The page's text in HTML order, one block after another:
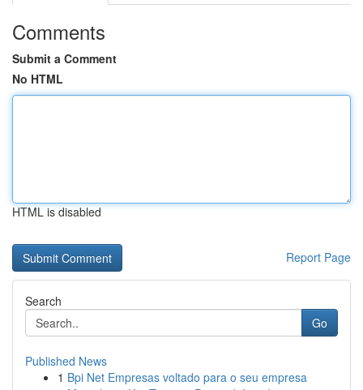
Comments
Submit a Comment
No HTML
HTML is disabled
Report Page
Search
Go
Published News
1 Bpi Net Empresas voltado para o seu empresa